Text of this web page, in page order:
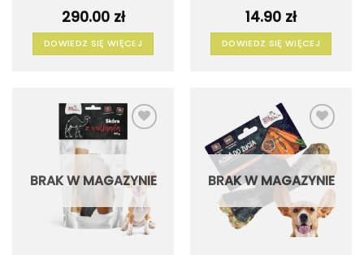
290.00 zł
DOWIEDZ SIĘ WIĘCEJ
14.90 zł
DOWIEDZ SIĘ WIĘCEJ
Dodaj
życzeń
BRAK W MAGAZYNIE
Dodaj
do
życzeń
BRAK W MAGAZYNIE